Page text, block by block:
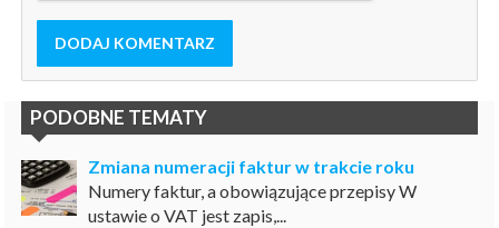
DODAJ KOMENTARZ
PODOBNE TEMATY
Zmiana numeracji faktur w trakcie roku
Numery faktur, a obowiązujące przepisy W
ustawie o VAT jest zapis,...